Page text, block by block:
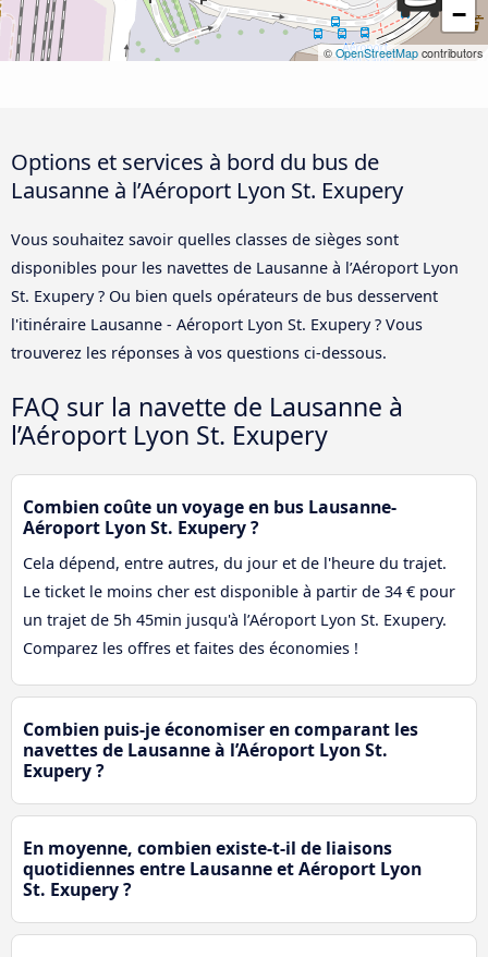
−
© OpenStreetMap contributors
Options et services à bord du bus de
Lausanne à l’Aéroport Lyon St. Exupery
Vous souhaitez savoir quelles classes de sièges sont
disponibles pour les navettes de Lausanne à l’Aéroport Lyon
St. Exupery ? Ou bien quels opérateurs de bus desservent
l'itinéraire Lausanne - Aéroport Lyon St. Exupery ? Vous
trouverez les réponses à vos questions ci-dessous.
FAQ sur la navette de Lausanne à
l’Aéroport Lyon St. Exupery
Combien coûte un voyage en bus Lausanne-
Aéroport Lyon St. Exupery ?
Cela dépend, entre autres, du jour et de l'heure du trajet.
Le ticket le moins cher est disponible à partir de 34 € pour
un trajet de 5h 45min jusqu'à l’Aéroport Lyon St. Exupery.
Comparez les offres et faites des économies !
Combien puis-je économiser en comparant les
navettes de Lausanne à l’Aéroport Lyon St.
Exupery ?
En moyenne, combien existe-t-il de liaisons
quotidiennes entre Lausanne et Aéroport Lyon
St. Exupery ?